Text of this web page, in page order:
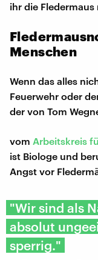
ihr die
Menschen
Wenn das alles
Feuerwehr oder
der von Tom
vom Arbeitskreis
ist Biologe und
Angst vor
"Wir sind als
absolut
sperrig."